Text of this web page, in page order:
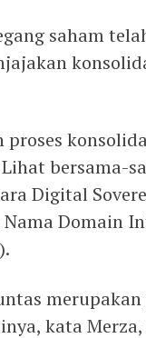
saham
bersama-
Digital
Domain
merupakan
kata